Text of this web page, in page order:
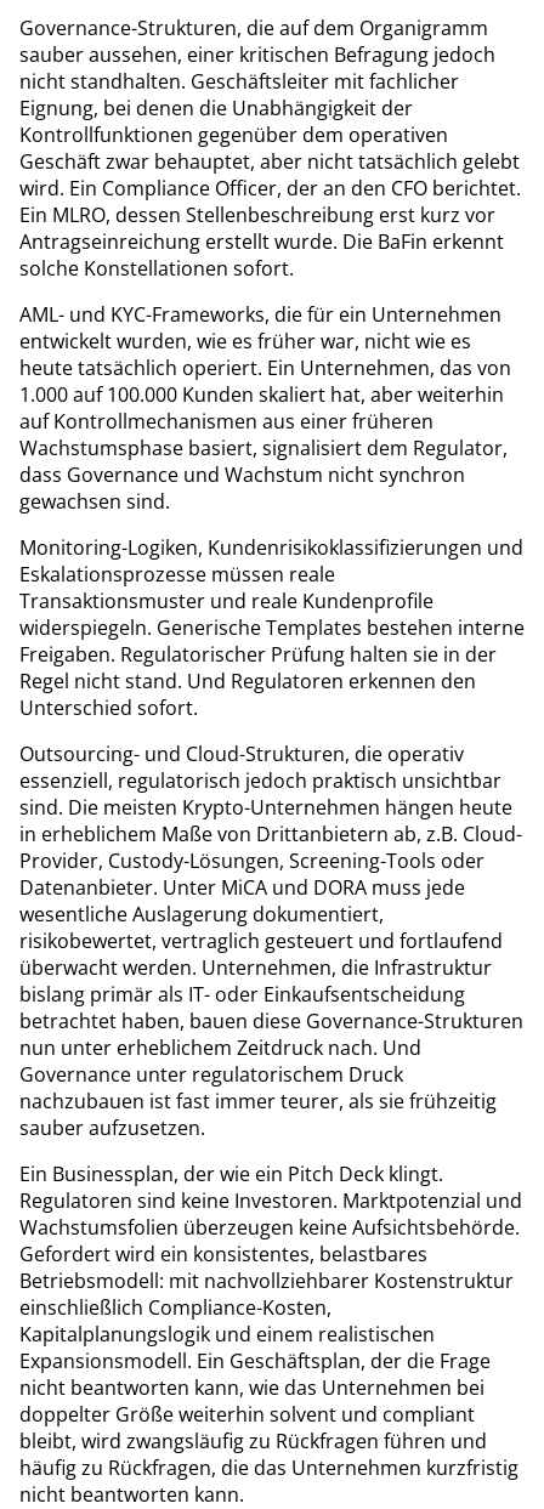
Governance-Strukturen, die auf dem Organigramm
sauber aussehen, einer kritischen Befragung jedoch
nicht standhalten. Geschäftsleiter mit fachlicher
Eignung, bei denen die Unabhängigkeit der
Kontrollfunktionen gegenüber dem operativen
Geschäft zwar behauptet, aber nicht tatsächlich gelebt
wird. Ein Compliance Officer, der an den CFO berichtet.
Ein MLRO, dessen Stellenbeschreibung erst kurz vor
Antragseinreichung erstellt wurde. Die BaFin erkennt
solche Konstellationen sofort.
AML- und KYC-Frameworks, die für ein Unternehmen
entwickelt wurden, wie es früher war, nicht wie es
heute tatsächlich operiert. Ein Unternehmen, das von
1.000 auf 100.000 Kunden skaliert hat, aber weiterhin
auf Kontrollmechanismen aus einer früheren
Wachstumsphase basiert, signalisiert dem Regulator,
dass Governance und Wachstum nicht synchron
gewachsen sind.
Monitoring-Logiken, Kundenrisikoklassifizierungen und
Eskalationsprozesse müssen reale
Transaktionsmuster und reale Kundenprofile
widerspiegeln. Generische Templates bestehen interne
Freigaben. Regulatorischer Prüfung halten sie in der
Regel nicht stand. Und Regulatoren erkennen den
Unterschied sofort.
Outsourcing- und Cloud-Strukturen, die operativ
essenziell, regulatorisch jedoch praktisch unsichtbar
sind. Die meisten Krypto-Unternehmen hängen heute
in erheblichem Maße von Drittanbietern ab, z.B. Cloud-
Provider, Custody-Lösungen, Screening-Tools oder
Datenanbieter. Unter MiCA und DORA muss jede
wesentliche Auslagerung dokumentiert,
risikobewertet, vertraglich gesteuert und fortlaufend
überwacht werden. Unternehmen, die Infrastruktur
bislang primär als IT- oder Einkaufsentscheidung
betrachtet haben, bauen diese Governance-Strukturen
nun unter erheblichem Zeitdruck nach. Und
Governance unter regulatorischem Druck
nachzubauen ist fast immer teurer, als sie frühzeitig
sauber aufzusetzen.
Ein Businessplan, der wie ein Pitch Deck klingt.
Regulatoren sind keine Investoren. Marktpotenzial und
Wachstumsfolien überzeugen keine Aufsichtsbehörde.
Gefordert wird ein konsistentes, belastbares
Betriebsmodell: mit nachvollziehbarer Kostenstruktur
einschließlich Compliance-Kosten,
Kapitalplanungslogik und einem realistischen
Expansionsmodell. Ein Geschäftsplan, der die Frage
nicht beantworten kann, wie das Unternehmen bei
doppelter Größe weiterhin solvent und compliant
bleibt, wird zwangsläufig zu Rückfragen führen und
häufig zu Rückfragen, die das Unternehmen kurzfristig
nicht beantworten kann.